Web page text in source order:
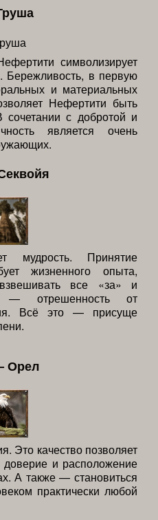
символизирует
Бережливость, в первую
и материальных
Нефертити быть
с добротой и
является очень
мудрость. Принятие
жизненного опыта,
все «за» и
отрешенность от
Всё это — присуще
Орел
Это качество позволяет
и расположение
А также — становиться
практически любой